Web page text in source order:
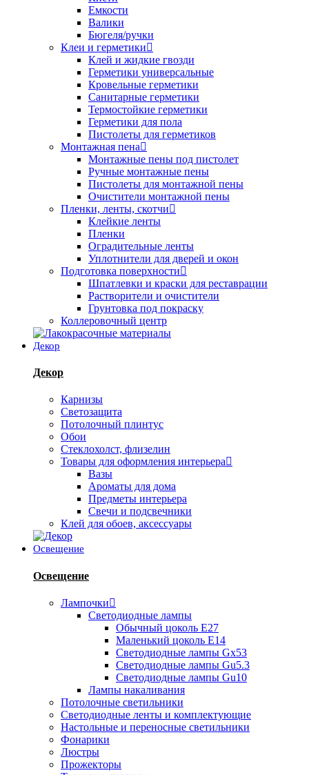
Емкости
Валики
Бюгеля/ручки
Клеи и герметики
Клей и жидкие гвозди
Герметики универсальные
Кровельные герметики
Санитарные герметики
Термостойкие герметики
Герметики для пола
Пистолеты для герметиков
Монтажная пена
Монтажные пены под пистолет
Ручные монтажные пены
Пистолеты для монтажной пены
Очистители монтажной пены
Пленки, ленты, скотчи
Клейкие ленты
Пленки
Оградительные ленты
Уплотнители для дверей и окон
Подготовка поверхности
Шпатлевки и краски для реставрации
Растворители и очистители
Грунтовка под покраску
Коллеровочный центр
Декор
Декор
Карнизы
Светозащита
Потолочный плинтус
Обои
Стеклохолст, флизелин
Товары для оформления интерьера
Вазы
Ароматы для дома
Предметы интерьера
Свечи и подсвечники
Клей для обоев, аксессуары
Освещение
Освещение
Лампочки
Светодиодные лампы
Обычный цоколь Е27
Маленький цоколь Е14
Светодиодные лампы Gx53
Светодиодные лампы Gu5.3
Светодиодные лампы Gu10
Лампы накаливания
Потолочные светильники
Светодиодные ленты и комплектующие
Настольные и переносные светильники
Фонарики
Люстры
Прожекторы